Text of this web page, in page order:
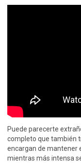
Puede parecerte
completo que también
encargan de mantener
mientras más intensa